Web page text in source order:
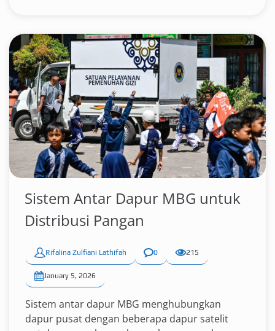
Sistem Antar Dapur MBG untuk
Distribusi Pangan
Rifalina Zulfiani Lathifah 0 215
January 5, 2026
Sistem antar dapur MBG menghubungkan
dapur pusat dengan beberapa dapur satelit